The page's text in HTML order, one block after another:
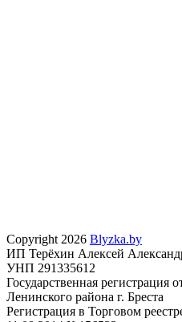
Copyright 2026 Blyzka.by
ИП Терёхин Алексей
УНП 291335612
Государственная регистрация
Ленинского района г. Бреста
Регистрация в Торговом